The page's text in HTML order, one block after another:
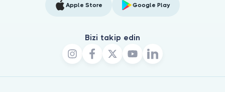
Apple Store Google Play
Bizi takip edin